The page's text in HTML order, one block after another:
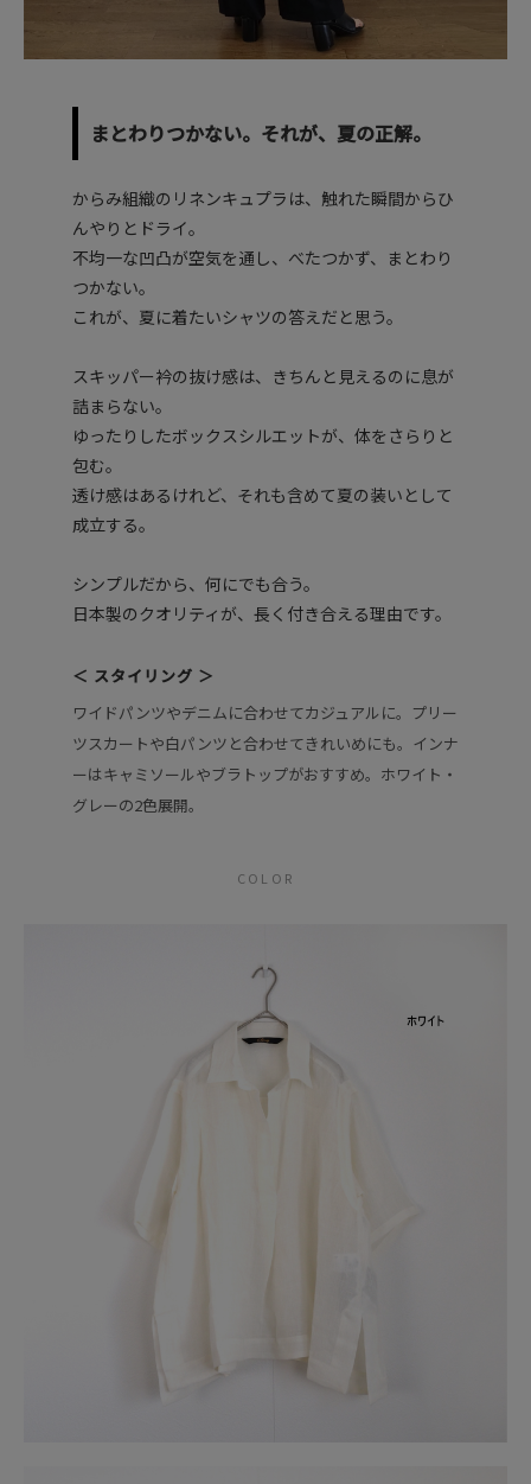
まとわりつかない。それが、夏の正解。
からみ組織のリネンキュプラは、触れた瞬間からひ
んやりとドライ。
不均一な凹凸が空気を通し、べたつかず、まとわり
つかない。
これが、夏に着たいシャツの答えだと思う。
スキッパー衿の抜け感は、きちんと見えるのに息が
詰まらない。
ゆったりしたボックスシルエットが、体をさらりと
包む。
透け感はあるけれど、それも含めて夏の装いとして
成立する。
シンプルだから、何にでも合う。
日本製のクオリティが、長く付き合える理由です。
＜ スタイリング ＞
ワイドパンツやデニムに合わせてカジュアルに。プリー
ツスカートや白パンツと合わせてきれいめにも。インナ
ーはキャミソールやブラトップがおすすめ。ホワイト・
グレーの2色展開。
COLOR